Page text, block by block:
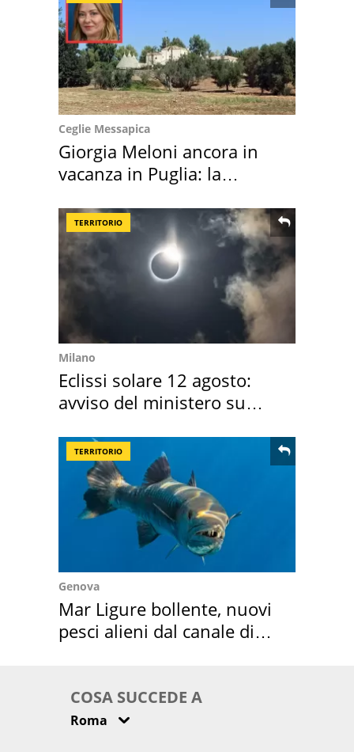
Ceglie Messapica
Giorgia Meloni ancora in
vacanza in Puglia: la
TERRITORIO
Milano
Eclissi solare 12 agosto:
avviso del ministero su
TERRITORIO
Genova
Mar Ligure bollente, nuovi
pesci alieni dal canale di